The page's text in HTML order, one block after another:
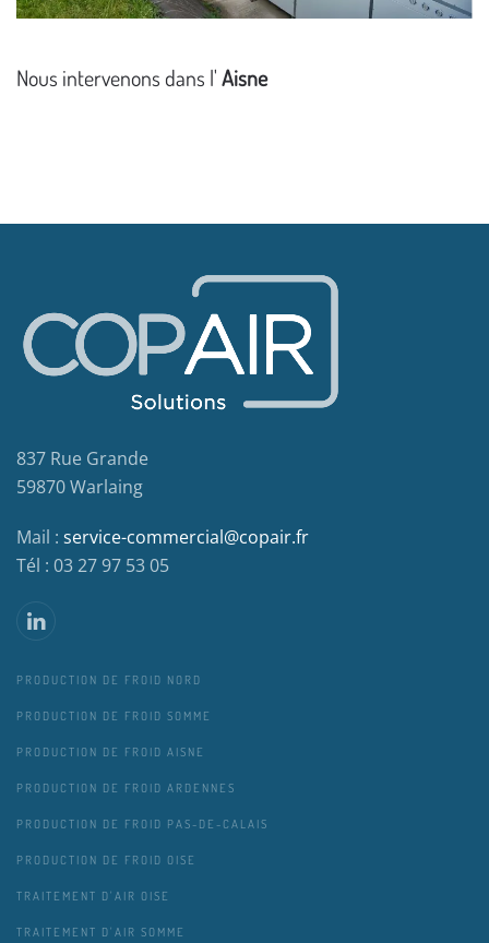
Nous intervenons dans l'Aisne
837 Rue Grande
59870 Warlaing
Mail : service-commercial@copair.fr
Tél : 03 27 97 53 05
PRODUCTION DE FROID NORD
PRODUCTION DE FROID SOMME
PRODUCTION DE FROID AISNE
PRODUCTION DE FROID ARDENNES
PRODUCTION DE FROID PAS-DE-CALAIS
PRODUCTION DE FROID OISE
TRAITEMENT D'AIR OISE
TRAITEMENT D'AIR SOMME